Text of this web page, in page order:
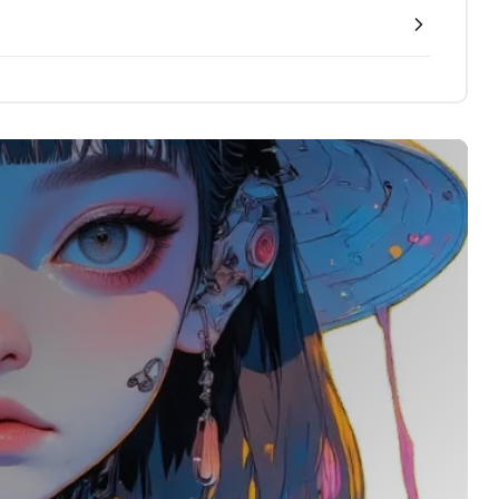
🎗️ Logomaster.ai: Thiết kế logo
chuyên nghiệp trong 5 phút
🔖 Elicit AI - Tăng tốc độ nghiên
cứu bài báo
📦 Mokker - Ứng dụng chỉnh sửa
ảnh sản phẩm chuyên nghiệp